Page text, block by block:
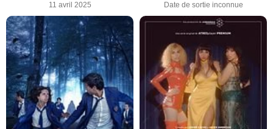
11 avril 2025 Date de sortie inconnue